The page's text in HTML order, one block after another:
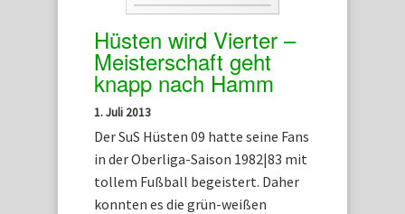
Hüsten wird Vierter –
Meisterschaft geht
knapp nach Hamm
1. Juli 2013
Der SuS Hüsten 09 hatte seine Fans
in der Oberliga-Saison 1982|83 mit
tollem Fußball begeistert. Daher
konnten es die grün-weißen